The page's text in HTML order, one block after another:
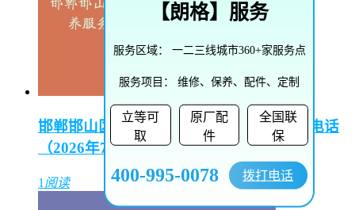
邯郸邯山区陵园路街道播威维修保养服务电话
（2026年7月最新）
1 阅读
【朗格】服务
服务区域： 一二三线城市360+家服务点
服务项目： 维修、保养、配件、定制
立等可
取
原厂配
件
全国联
保
400-995-0078 拨打电话